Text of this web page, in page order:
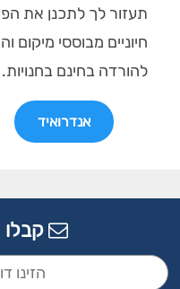
תעזור לך לתכנן את
חיוניים מבוססי מיקום
להורדה בחינם בחנויות.
אנדרואיד
קבלו